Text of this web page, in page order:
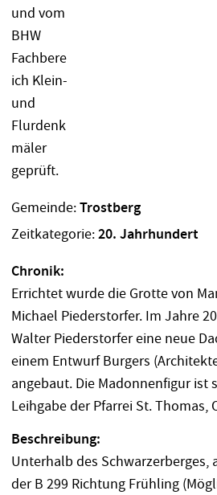
Gemeinde:Trostberg
Zeitkategorie:20. Jahrhundert
Chronik:
Errichtet wurde die Grotte von
Michael Piederstorfer. Im Jahre
Walter Piederstorfer eine neue
einem Entwurf Burgers
angebaut. Die Madonnenfigur ist
Leihgabe der Pfarrei St. Thomas,
Beschreibung:
Unterhalb des Schwarzerberges,
der B 299 Richtung Frühling